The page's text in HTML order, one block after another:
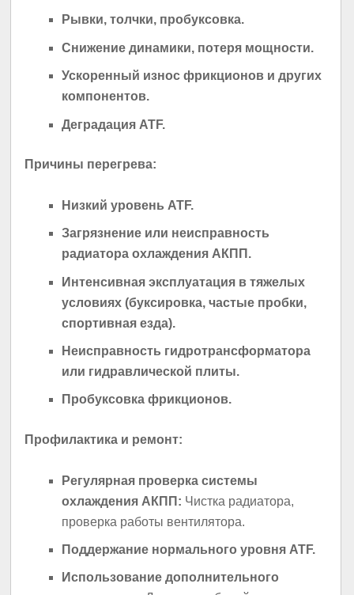
Рывки, толчки, пробуксовка.
Снижение динамики, потеря мощности.
Ускоренный износ фрикционов и других
компонентов.
Деградация ATF.
Причины перегрева:
Низкий уровень ATF.
Загрязнение или неисправность
радиатора охлаждения АКПП.
Интенсивная эксплуатация в тяжелых
условиях (буксировка, частые пробки,
спортивная езда).
Неисправность гидротрансформатора
или гидравлической плиты.
Пробуксовка фрикционов.
Профилактика и ремонт:
Регулярная проверка системы
охлаждения АКПП: Чистка радиатора,
проверка работы вентилятора.
Поддержание нормального уровня ATF.
Использование дополнительного